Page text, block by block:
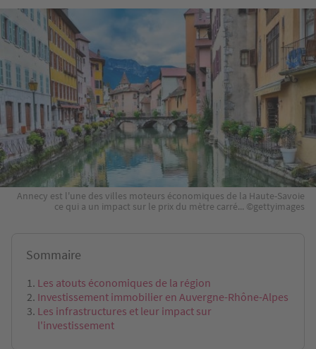
Image
Annecy est l'une des villes moteurs économiques de la Haute-Savoie
ce qui a un impact sur le prix du mètre carré... ©gettyimages
Sommaire
Les atouts économiques de la région
Investissement immobilier en Auvergne-Rhône-Alpes
Les infrastructures et leur impact sur
l'investissement